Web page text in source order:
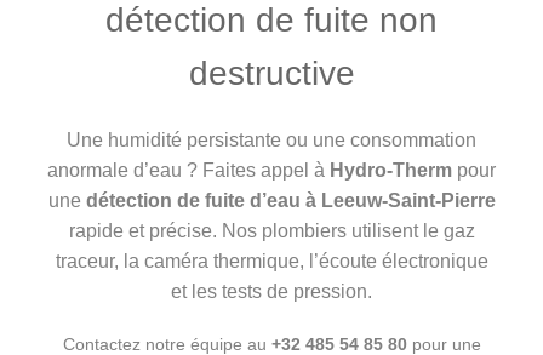
détection de fuite non
destructive
Une humidité persistante ou une consommation
anormale d’eau ? Faites appel à Hydro-Therm pour
une détection de fuite d’eau à Leeuw-Saint-Pierre
rapide et précise. Nos plombiers utilisent le gaz
traceur, la caméra thermique, l’écoute électronique
et les tests de pression.
Contactez notre équipe au +32 485 54 85 80pour une